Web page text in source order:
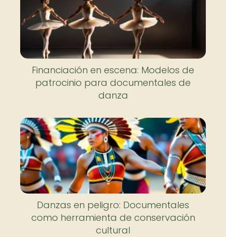
Financiación en escena: Modelos de
patrocinio para documentales de
danza
Danzas en peligro: Documentales
como herramienta de conservación
cultural